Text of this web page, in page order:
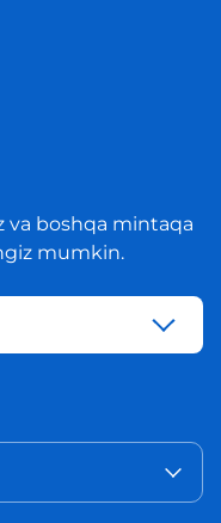
va boshqa mintaqa
mumkin.